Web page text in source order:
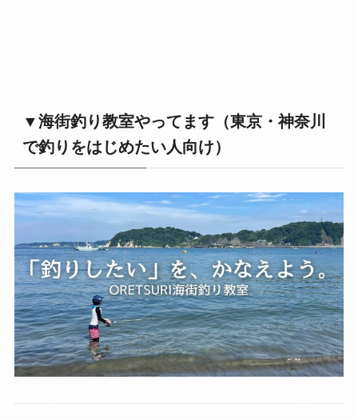
▼海街釣り教室やってます（東京・神奈川
で釣りをはじめたい人向け）